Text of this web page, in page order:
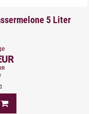
5 Liter